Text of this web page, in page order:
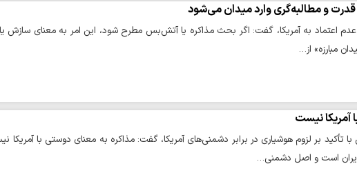
قدرت و مطالبه‌گری وارد میدان می‌شود
عدم اعتماد به آمریکا، گفت: اگر بحث مذاکره یا آتش‌بس مطرح شود، این امر به معنای سازش
مبارزه» از…
آمریکا نیست
بر لزوم هوشیاری در برابر دشمنی‌های آمریکا، گفت: مذاکره به معنای دوستی با آمریکا
است و اصل دشمنی…